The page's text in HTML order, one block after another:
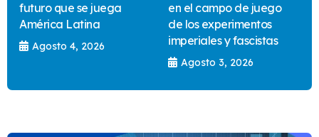
futuro que se juega
América Latina
Agosto 4, 2026
en el campo de juego
de los experimentos
imperiales y fascistas
Agosto 3, 2026